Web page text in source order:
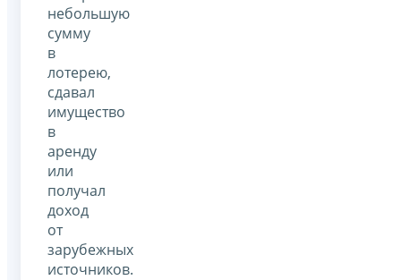
небольшую
сумму
в
лотерею,
сдавал
имущество
в
аренду
или
получал
доход
от
зарубежных
источников.